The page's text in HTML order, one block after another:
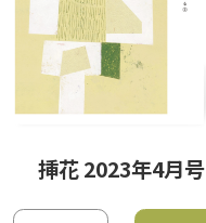
挿花 2023年4月号